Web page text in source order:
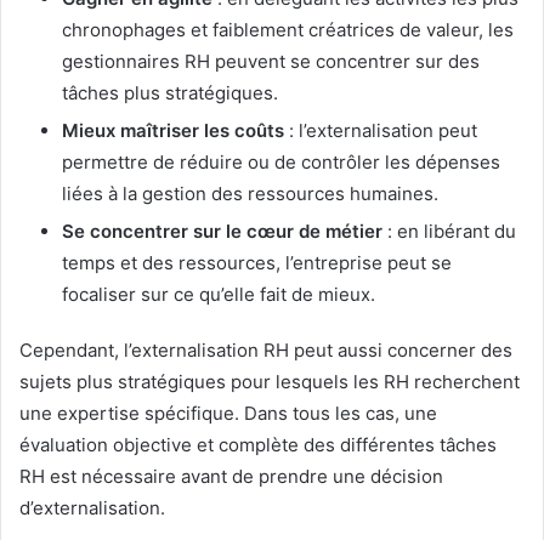
chronophages et faiblement créatrices de valeur, les
gestionnaires RH peuvent se concentrer sur des
tâches plus stratégiques.
Mieux maîtriser les coûts : l’externalisation peut
permettre de réduire ou de contrôler les dépenses
liées à la gestion des ressources humaines.
Se concentrer sur le cœur de métier : en libérant du
temps et des ressources, l’entreprise peut se
focaliser sur ce qu’elle fait de mieux.
Cependant, l’externalisation RH peut aussi concerner des
sujets plus stratégiques pour lesquels les RH recherchent
une expertise spécifique. Dans tous les cas, une
évaluation objective et complète des différentes tâches
RH est nécessaire avant de prendre une décision
d’externalisation.